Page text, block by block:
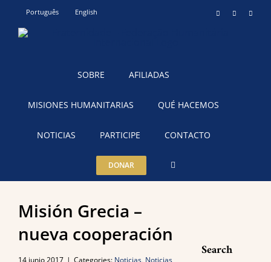
content
Português English InstagramYouTube
SOBRE AFILIADAS
MISIONES HUMANITARIAS QUÉ HACEMOS
NOTICIAS PARTICIPE CONTACTO
DONAR
Misión Grecia –
nueva cooperación
14 junio 2017 | Categories: Noticias, Noticias
Search